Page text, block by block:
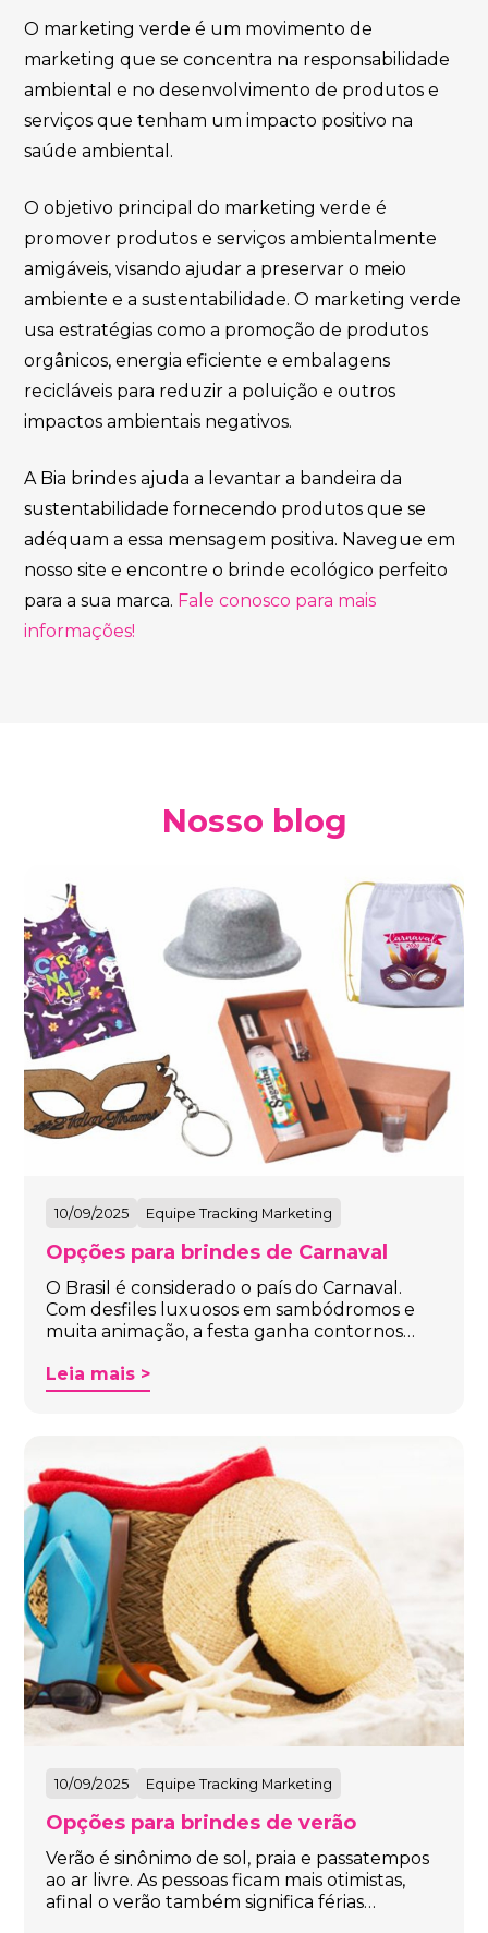
O marketing verde é um movimento de
marketing que se concentra na responsabilidade
ambiental e no desenvolvimento de produtos e
serviços que tenham um impacto positivo na
saúde ambiental.
O objetivo principal do marketing verde é
promover produtos e serviços ambientalmente
amigáveis, visando ajudar a preservar o meio
ambiente e a sustentabilidade. O marketing verde
usa estratégias como a promoção de produtos
orgânicos, energia eficiente e embalagens
recicláveis para reduzir a poluição e outros
impactos ambientais negativos.
A Bia brindes ajuda a levantar a bandeira da
sustentabilidade fornecendo produtos que se
adéquam a essa mensagem positiva. Navegue em
nosso site e encontre o brinde ecológico perfeito
para a sua marca. Fale conosco para mais
informações!
Nosso blog
10/09/2025 Equipe Tracking Marketing
Opções para brindes de Carnaval
O Brasil é considerado o país do Carnaval.
Com desfiles luxuosos em sambódromos e
muita animação, a festa ganha contornos…
Leia mais >
10/09/2025 Equipe Tracking Marketing
Opções para brindes de verão
Verão é sinônimo de sol, praia e passatempos
ao ar livre. As pessoas ficam mais otimistas,
afinal o verão também significa férias…